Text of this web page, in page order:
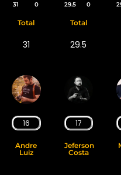
31 0
Total
31
29.5 0
Total
29.5
16
Andre
Luiz
17
Jeferson
Costa